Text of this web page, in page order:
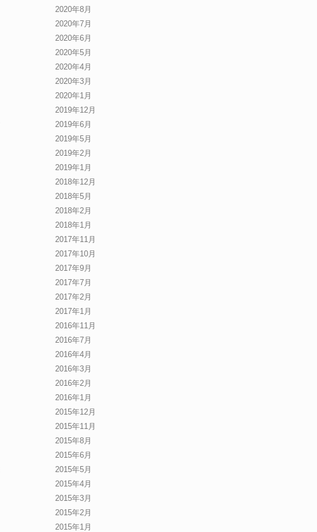
2020年8月
2020年7月
2020年6月
2020年5月
2020年4月
2020年3月
2020年1月
2019年12月
2019年6月
2019年5月
2019年2月
2019年1月
2018年12月
2018年5月
2018年2月
2018年1月
2017年11月
2017年10月
2017年9月
2017年7月
2017年2月
2017年1月
2016年11月
2016年7月
2016年4月
2016年3月
2016年2月
2016年1月
2015年12月
2015年11月
2015年8月
2015年6月
2015年5月
2015年4月
2015年3月
2015年2月
2015年1月